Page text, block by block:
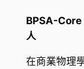
BPSA-Core
人
在商業物理